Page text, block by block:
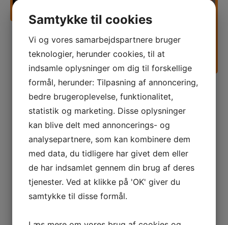
TILBAGE TIL GALLERIET
TILMELD DIG VORES NYHEDSBREV
Samtykke til cookies
Vi og vores samarbejdspartnere bruger
teknologier, herunder cookies, til at
indsamle oplysninger om dig til forskellige
formål, herunder: Tilpasning af annoncering,
bedre brugeroplevelse, funktionalitet,
statistik og marketing. Disse oplysninger
kan blive delt med annoncerings- og
analysepartnere, som kan kombinere dem
med data, du tidligere har givet dem eller
de har indsamlet gennem din brug af deres
tjenester. Ved at klikke på 'OK' giver du
samtykke til disse formål.